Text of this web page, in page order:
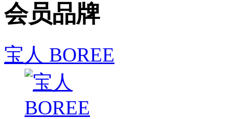
会员品牌
宝人 BOREE